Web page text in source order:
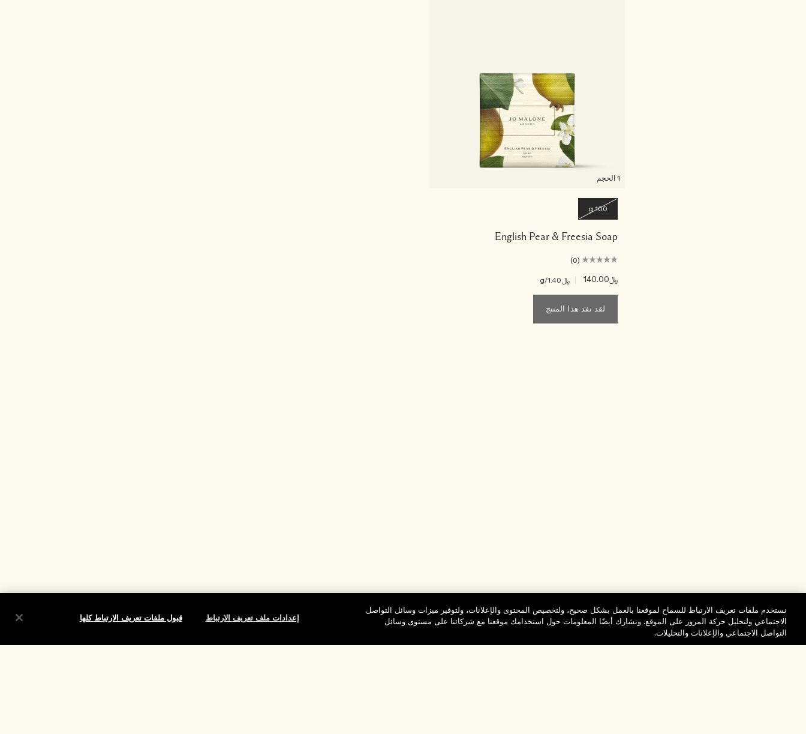
1 الحجم
100 g
English Pear & Freesia Soap
(0)
﷼140.00 ﷼1.40 /g
لقد نفد هذا المنتج
نستخدم ملفات تعريف الارتباط للسماح لموقعنا بالعمل بشكل صحيح، ولتخصيص المحتوى والإعلانات، ولتوفير ميزات وسائل التواصل
الاجتماعي ولتحليل حركة المرور على الموقع. ونشارك أيضًا المعلومات حول استخدامك موقعنا مع شركائنا على مستوى وسائل
التواصل الاجتماعي والإعلانات والتحليلات.
إعدادات ملف تعريف الارتباط قبول ملفات تعريف الارتباط كلها